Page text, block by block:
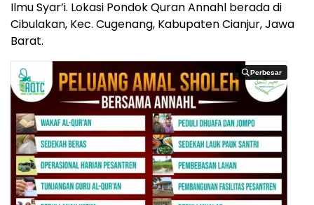
Ilmu Syar’i. Lokasi Pondok Quran Annahl berada di
Cibulakan, Kec. Cugenang, Kabupaten Cianjur, Jawa
Barat.
Perbesar
Perbesar